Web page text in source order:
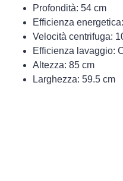
Profondità: 54 cm
Efficienza
Velocità centrifuga:
Efficienza lavaggio:
Altezza: 85 cm
Larghezza: 59.5 cm